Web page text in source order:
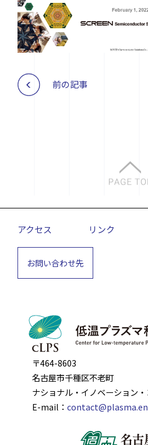
前の記事
アクセス リンク
お問い合わせ先
〒464-8603
名古屋市千種区不老町
ナショナル・イノベーション
E-mail：